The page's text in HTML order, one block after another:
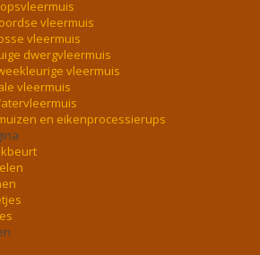
vleermuis
vleermuis
dwergvleermuis
vleermuis
vleermuis
en eikenprocessierups